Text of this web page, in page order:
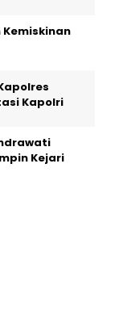
Kapolri
Kejari